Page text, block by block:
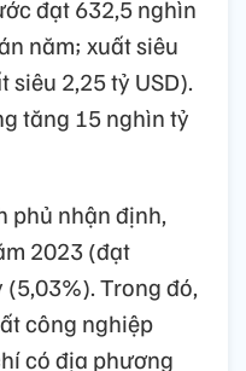
đạt 632,5 nghìn
năm; xuất siêu
siêu 2,25 tỷ USD).
tăng 15 nghìn tỷ
phủ nhận định,
2023 (đạt
Trong đó,
công nghiệp
có địa phương